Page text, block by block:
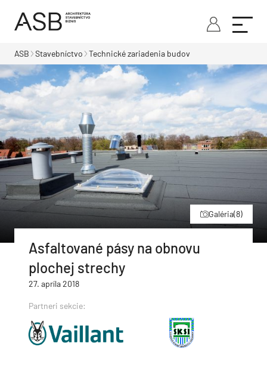
ASB Stavebníctvo Technické zariadenia budov
Galéria(8)
Asfaltované pásy na obnovu
plochej strechy
27. apríla 2018
Partneri sekcie: